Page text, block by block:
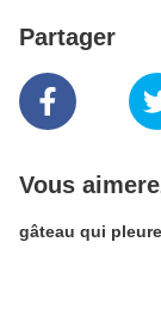
Partager
Vous
gâteau qui